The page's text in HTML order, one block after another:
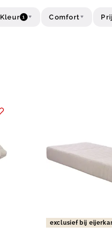
Kleur 1 Comfort
exclusief bij